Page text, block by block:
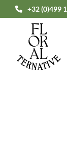
+32 (0)499